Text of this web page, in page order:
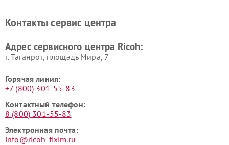
Контакты сервис центра
Адрес сервисного центра Ricoh:
г. Таганрог, площадь Мира, 7
Горячая линия:
+7 (800) 301-55-83
Контактный телефон:
8 (800) 301-55-83
Электронная почта:
info@ricoh-fixim.ru